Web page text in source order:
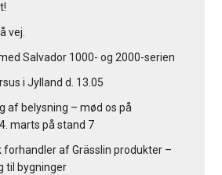
vej.
Salvador 1000- og 2000-serien
i Jylland d. 13.05
af belysning – mød os på
marts på stand 7
forhandler af Grässlin produkter –
til bygninger